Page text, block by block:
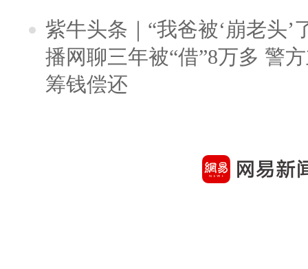
紫牛头条｜“我爸被‘崩老头’
播网聊三年被“借”8万多 警
筹钱偿还